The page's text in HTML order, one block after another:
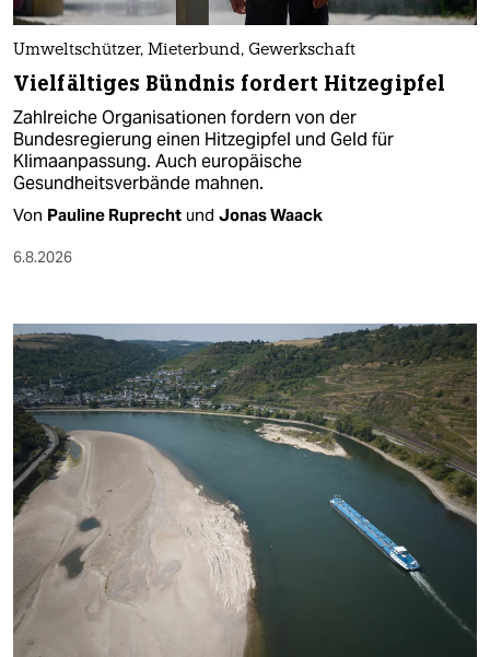
Umweltschützer, Mieterbund, Gewerkschaft
Vielfältiges Bündnis fordert Hitzegipfel
Zahlreiche Organisationen fordern von der
Bundesregierung einen Hitzegipfel und Geld für
Klimaanpassung. Auch europäische
Gesundheitsverbände mahnen.
Von Pauline Ruprecht und Jonas Waack
6.8.2026